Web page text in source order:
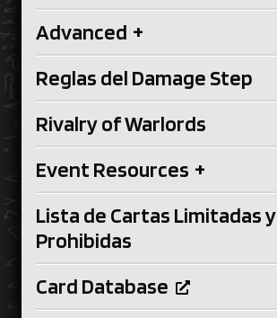
Advanced +
Reglas del Damage Step
Rivalry of Warlords
Event Resources +
Lista de Cartas Limitadas y
Prohibidas
Card Database